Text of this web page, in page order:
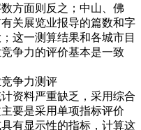
方面则反之；中山、佛
关展览业报导的篇数和字
这一测算结果和各城市目
争力的评价基本是一致
争力测评
资料严重缺乏，采用综合
要是采用单项指标评价
有显示性的指标，计算这